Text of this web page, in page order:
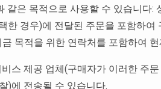
은 목적으로 사용할 수 있습니다:
경우)에 전달된 주문을 포함하
목적을 위한 연락처를 포함하여
스 제공 업체(구매자가 이러한 주
)에 전송될 수 있습니다.